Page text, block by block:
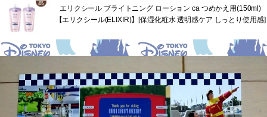
エリクシール ブライトニング ローション ca つめかえ用(150ml)
【エリクシール(ELIXIR)】[保湿化粧水 透明感ケア しっとり使用感]